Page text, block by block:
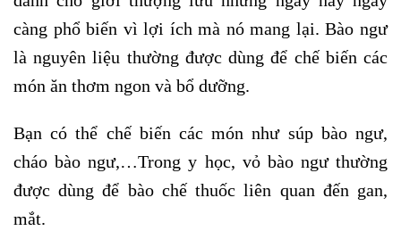
càng phổ biến vì lợi ích mà nó mang lại. Bào ngư
là nguyên liệu thường được dùng để chế biến các
món ăn thơm ngon và bổ dưỡng.
Bạn có thể chế biến các món như súp bào ngư,
cháo bào ngư,…Trong y học, vỏ bào ngư thường
được dùng để bào chế thuốc liên quan đến gan,
mắt.